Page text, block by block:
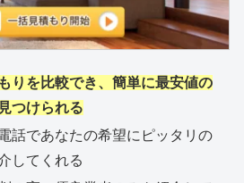
りを比較でき、簡単に最安値の
つけられる
話であなたの希望にピッタリの
してくれる